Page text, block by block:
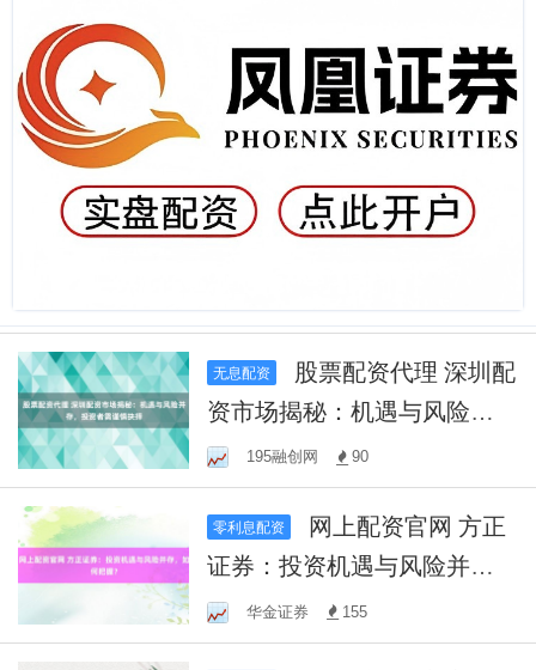
无息配资
资市场揭秘：机遇与风险并
存，投资者需谨慎抉择
195融创网 90
零利息配资
证券：投资机遇与风险并
存，如何把握？
华金证券 155